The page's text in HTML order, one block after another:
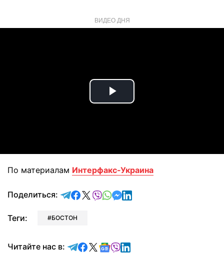
ВИДЕО ДНЯ
Play
По материалам Интерфакс-Украина
Поделиться: отправить в Telegram
поделиться в Facebook
поделиться в X
отправить в Viber
отправить в Whatsapp
отправить в Messenger
отправить в LinkedIn
Теги: БОСТОН
Читайте нас в: Читайте в Telegram
Читайте в Facebook
Читайте в X
Читайте в Google news
Читайте в Viber
Читайте в LinkedIn